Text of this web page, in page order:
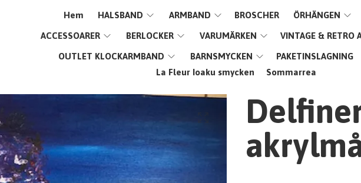
Hem HALSBAND ARMBAND BROSCHER ÖRHÄNGEN
ACCESSOARER BERLOCKER VARUMÄRKEN VINTAGE & RETRO
OUTLET KLOCKARMBAND BARNSMYCKEN PAKETINSLAGNING
La Fleur Ioaku smycken
Sommarrea